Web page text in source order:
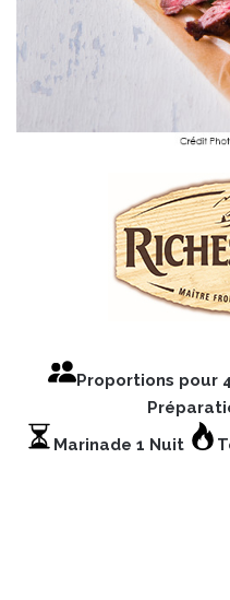
Proportions pour
Marinade 1 Nuit